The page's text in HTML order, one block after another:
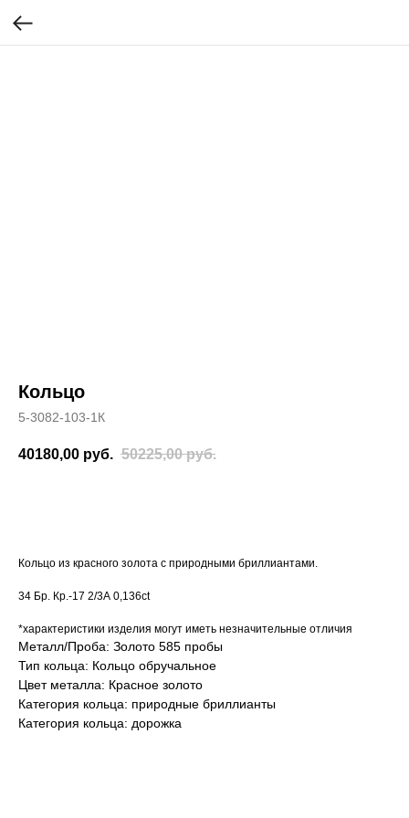
Кольцо
5-3082-103-1К
40180,00 руб. 50225,00 руб.
Кольцо из красного золота с природными бриллиантами.
34 Бр. Кр.-17 2/3А 0,136ct
*характеристики изделия могут иметь незначительные отличия
Металл/Проба: Золото 585 пробы
Тип кольца: Кольцо обручальное
Цвет металла: Красное золото
Категория кольца: природные бриллианты
Категория кольца: дорожка